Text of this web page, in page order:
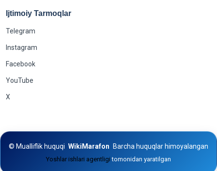
Ijtimoiy Tarmoqlar
Telegram
Instagram
Facebook
YouTube
X
© Mualliflik huquqi WikiMarafon Barcha huquqlar himoyalangan
Yoshlar ishlari agentligitomonidan yaratilgan